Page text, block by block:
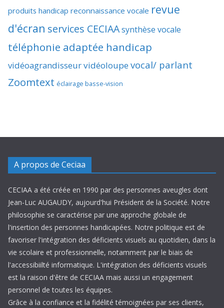
produits handicap reconnaissance vocale revue
d'écran services CECIAAsynthèse vocale
téléphonie adaptée handicap
vidéoagrandisseurvidéoloupevocal/ parlant
Zoomtext éclairage basse-vision
A propos de Ceciaa
CECIAA a été créée en 1990 par des personnes aveugles dont
Jean-Luc AUGAUDY, aujourd'hui Président de la Société. Notre
philosophie se caractérise par une approche globale de
l'insertion des personnes handicapées. Notre politique est de
favoriser l'intégration des déficients visuels au quotidien, dans la
vie scolaire et professionnelle, notamment par le biais de
l'accessibiilté informatique. L'intégration des déficients visuels
est la raison d'être de CECIAA mais aussi un engagement
personnel de toutes les équipes.
Grâce à la confiance et la fidélité témoignées par ses clients,